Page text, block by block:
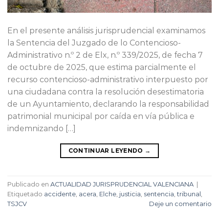
En el presente análisis jurisprudencial examinamos
la Sentencia del Juzgado de lo Contencioso-
Administrativo n.º 2 de Elx, n.º 339/2025, de fecha 7
de octubre de 2025, que estima parcialmente el
recurso contencioso-administrativo interpuesto por
una ciudadana contra la resolución desestimatoria
de un Ayuntamiento, declarando la responsabilidad
patrimonial municipal por caída en vía pública e
indemnizando […]
CONTINUAR LEYENDO →
Publicado en ACTUALIDAD JURISPRUDENCIAL VALENCIANA |
Etiquetado accidente acera Elche justicia sentencia ,tribunal
TSJCV
Deje un comentario